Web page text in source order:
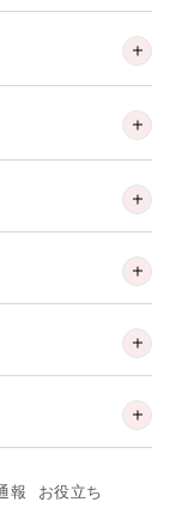
報 お役立ち